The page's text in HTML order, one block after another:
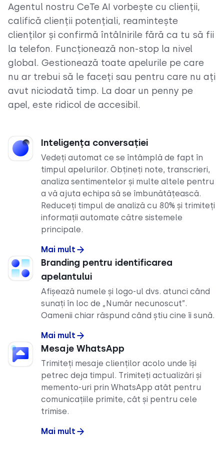
Agentul nostru CeTe AI vorbește cu clienții,
califică clienții potențiali, reamintește
clienților și confirmă întâlnirile fără ca tu să fii
la telefon. Funcționează non-stop la nivel
global. Gestionează toate apelurile pe care
nu ar trebui să le faceți sau pentru care nu ați
avut niciodată timp. La doar un penny pe
apel, este ridicol de accesibil.
Inteligența conversației
Vedeți automat ce se întâmplă de fapt în
timpul apelurilor. Obțineți note, transcrieri,
analiza sentimentelor și multe altele pentru
a vă ajuta echipa să se îmbunătățească.
Reduceți timpul de analiză cu 80% și trimiteți
informații automate către sistemele
principale.
Mai mult
Branding pentru identificarea
apelantului
Afișează numele și logo-ul dvs. atunci când
sunați în loc de „Număr necunoscut”.
Oamenii chiar răspund când știu cine îi sună.
Mai mult
Mesaje WhatsApp
Trimiteți mesaje clienților acolo unde își
petrec deja timpul. Trimiteți actualizări și
memento-uri prin WhatsApp atât pentru
comunicațiile primite, cât și pentru cele
trimise.
Mai mult